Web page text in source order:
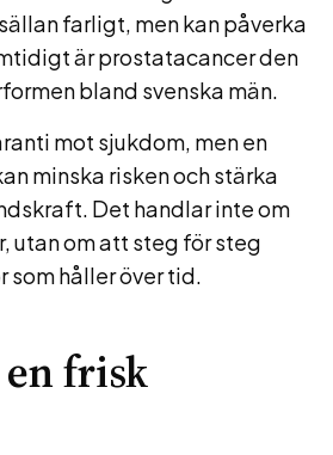
farligt, men kan påverka
är prostatacancer den
bland svenska män.
mot sjukdom, men en
minska risken och stärka
Det handlar inte om
utan om att steg för steg
som håller över tid.
frisk